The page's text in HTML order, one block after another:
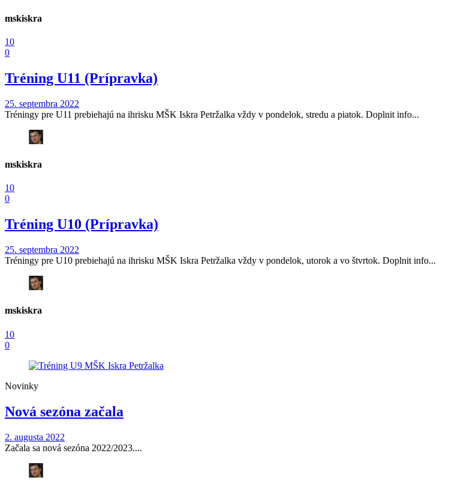
mskiskra
10
0
Tréning U11 (Prípravka)
25. septembra 2022
Tréningy pre U11 prebiehajú na ihrisku MŠK Iskra Petržalka vždy v pondelok, stredu a piatok. Doplnit info...
mskiskra
10
0
Tréning U10 (Prípravka)
25. septembra 2022
Tréningy pre U10 prebiehajú na ihrisku MŠK Iskra Petržalka vždy v pondelok, utorok a vo štvrtok. Doplnit info...
mskiskra
10
0
Novinky
Nová sezóna začala
2. augusta 2022
Začala sa nová sezóna 2022/2023....